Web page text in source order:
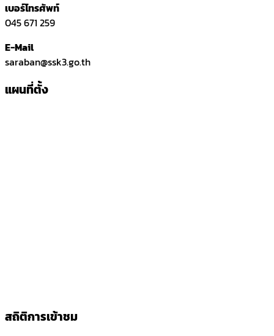
เบอร์โทรศัพท์
045 671 259
E-Mail
saraban@ssk3.go.th
แผนที่ตั้ง
สถิติการเข้าชม